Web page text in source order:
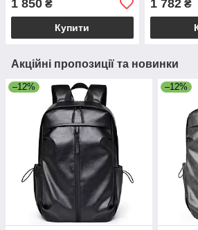
1 850 ₴
Купити
1 782₴
Акційні пропозиції та новинки
–12% –12%